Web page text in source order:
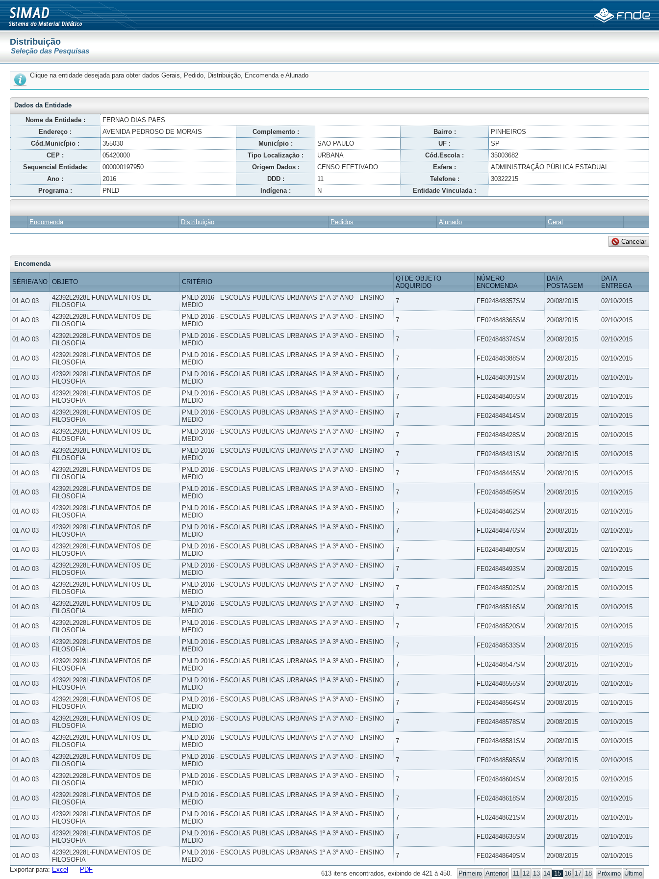
Distribuição
Seleção das Pesquisas
Clique na entidade desejada para obter dados Gerais, Pedido, Distribuição, Encomenda e Alunado
Dados da Entidade
Nome da Entidade :
FERNAO DIAS PAES
Endereço :
AVENIDA PEDROSO DE MORAIS Complemento : Bairro :
PINHEIROS
Cód.Município :
355030 Município : SAO PAULO UF :
SP
CEP :
05420000 Tipo Localização : URBANA Cód.Escola :
35003682
Sequencial Entidade:
000000197950 Origem Dados : CENSO EFETIVADO Esfera :
ADMINISTRAÇÃO PÚBLICA ESTADUAL
Ano :
2016 DDD : 11 Telefone :
30322215
Programa :
PNLD Indígena : N Entidade Vinculada :
Encomenda Distribuição Pedidos Alunado Geral
Encomenda
SÉRIE/ANO OBJETO CRITÉRIO
QTDE OBJETO
ADQUIRIDO
NÚMERO
ENCOMENDA
DATA
POSTAGEM
DATA
ENTREGA
01 AO 03
42392L2928L-FUNDAMENTOS DE
FILOSOFIA
PNLD 2016 - ESCOLAS PUBLICAS URBANAS 1º A 3º ANO - ENSINO
MEDIO
7 FE024848357SM 20/08/2015 02/10/2015
01 AO 03
42392L2928L-FUNDAMENTOS DE
FILOSOFIA
PNLD 2016 - ESCOLAS PUBLICAS URBANAS 1º A 3º ANO - ENSINO
MEDIO
7 FE024848365SM 20/08/2015 02/10/2015
01 AO 03
42392L2928L-FUNDAMENTOS DE
FILOSOFIA
PNLD 2016 - ESCOLAS PUBLICAS URBANAS 1º A 3º ANO - ENSINO
MEDIO
7 FE024848374SM 20/08/2015 02/10/2015
01 AO 03
42392L2928L-FUNDAMENTOS DE
FILOSOFIA
PNLD 2016 - ESCOLAS PUBLICAS URBANAS 1º A 3º ANO - ENSINO
MEDIO
7 FE024848388SM 20/08/2015 02/10/2015
01 AO 03
42392L2928L-FUNDAMENTOS DE
FILOSOFIA
PNLD 2016 - ESCOLAS PUBLICAS URBANAS 1º A 3º ANO - ENSINO
MEDIO
7 FE024848391SM 20/08/2015 02/10/2015
01 AO 03
42392L2928L-FUNDAMENTOS DE
FILOSOFIA
PNLD 2016 - ESCOLAS PUBLICAS URBANAS 1º A 3º ANO - ENSINO
MEDIO
7 FE024848405SM 20/08/2015 02/10/2015
01 AO 03
42392L2928L-FUNDAMENTOS DE
FILOSOFIA
PNLD 2016 - ESCOLAS PUBLICAS URBANAS 1º A 3º ANO - ENSINO
MEDIO
7 FE024848414SM 20/08/2015 02/10/2015
01 AO 03
42392L2928L-FUNDAMENTOS DE
FILOSOFIA
PNLD 2016 - ESCOLAS PUBLICAS URBANAS 1º A 3º ANO - ENSINO
MEDIO
7 FE024848428SM 20/08/2015 02/10/2015
01 AO 03
42392L2928L-FUNDAMENTOS DE
FILOSOFIA
PNLD 2016 - ESCOLAS PUBLICAS URBANAS 1º A 3º ANO - ENSINO
MEDIO
7 FE024848431SM 20/08/2015 02/10/2015
01 AO 03
42392L2928L-FUNDAMENTOS DE
FILOSOFIA
PNLD 2016 - ESCOLAS PUBLICAS URBANAS 1º A 3º ANO - ENSINO
MEDIO
7 FE024848445SM 20/08/2015 02/10/2015
01 AO 03
42392L2928L-FUNDAMENTOS DE
FILOSOFIA
PNLD 2016 - ESCOLAS PUBLICAS URBANAS 1º A 3º ANO - ENSINO
MEDIO
7 FE024848459SM 20/08/2015 02/10/2015
01 AO 03
42392L2928L-FUNDAMENTOS DE
FILOSOFIA
PNLD 2016 - ESCOLAS PUBLICAS URBANAS 1º A 3º ANO - ENSINO
MEDIO
7 FE024848462SM 20/08/2015 02/10/2015
01 AO 03
42392L2928L-FUNDAMENTOS DE
FILOSOFIA
PNLD 2016 - ESCOLAS PUBLICAS URBANAS 1º A 3º ANO - ENSINO
MEDIO
7 FE024848476SM 20/08/2015 02/10/2015
01 AO 03
42392L2928L-FUNDAMENTOS DE
FILOSOFIA
PNLD 2016 - ESCOLAS PUBLICAS URBANAS 1º A 3º ANO - ENSINO
MEDIO
7 FE024848480SM 20/08/2015 02/10/2015
01 AO 03
42392L2928L-FUNDAMENTOS DE
FILOSOFIA
PNLD 2016 - ESCOLAS PUBLICAS URBANAS 1º A 3º ANO - ENSINO
MEDIO
7 FE024848493SM 20/08/2015 02/10/2015
01 AO 03
42392L2928L-FUNDAMENTOS DE
FILOSOFIA
PNLD 2016 - ESCOLAS PUBLICAS URBANAS 1º A 3º ANO - ENSINO
MEDIO
7 FE024848502SM 20/08/2015 02/10/2015
01 AO 03
42392L2928L-FUNDAMENTOS DE
FILOSOFIA
PNLD 2016 - ESCOLAS PUBLICAS URBANAS 1º A 3º ANO - ENSINO
MEDIO
7 FE024848516SM 20/08/2015 02/10/2015
01 AO 03
42392L2928L-FUNDAMENTOS DE
FILOSOFIA
PNLD 2016 - ESCOLAS PUBLICAS URBANAS 1º A 3º ANO - ENSINO
MEDIO
7 FE024848520SM 20/08/2015 02/10/2015
01 AO 03
42392L2928L-FUNDAMENTOS DE
FILOSOFIA
PNLD 2016 - ESCOLAS PUBLICAS URBANAS 1º A 3º ANO - ENSINO
MEDIO
7 FE024848533SM 20/08/2015 02/10/2015
01 AO 03
42392L2928L-FUNDAMENTOS DE
FILOSOFIA
PNLD 2016 - ESCOLAS PUBLICAS URBANAS 1º A 3º ANO - ENSINO
MEDIO
7 FE024848547SM 20/08/2015 02/10/2015
01 AO 03
42392L2928L-FUNDAMENTOS DE
FILOSOFIA
PNLD 2016 - ESCOLAS PUBLICAS URBANAS 1º A 3º ANO - ENSINO
MEDIO
7 FE024848555SM 20/08/2015 02/10/2015
01 AO 03
42392L2928L-FUNDAMENTOS DE
FILOSOFIA
PNLD 2016 - ESCOLAS PUBLICAS URBANAS 1º A 3º ANO - ENSINO
MEDIO
7 FE024848564SM 20/08/2015 02/10/2015
01 AO 03
42392L2928L-FUNDAMENTOS DE
FILOSOFIA
PNLD 2016 - ESCOLAS PUBLICAS URBANAS 1º A 3º ANO - ENSINO
MEDIO
7 FE024848578SM 20/08/2015 02/10/2015
01 AO 03
42392L2928L-FUNDAMENTOS DE
FILOSOFIA
PNLD 2016 - ESCOLAS PUBLICAS URBANAS 1º A 3º ANO - ENSINO
MEDIO
7 FE024848581SM 20/08/2015 02/10/2015
01 AO 03
42392L2928L-FUNDAMENTOS DE
FILOSOFIA
PNLD 2016 - ESCOLAS PUBLICAS URBANAS 1º A 3º ANO - ENSINO
MEDIO
7 FE024848595SM 20/08/2015 02/10/2015
01 AO 03
42392L2928L-FUNDAMENTOS DE
FILOSOFIA
PNLD 2016 - ESCOLAS PUBLICAS URBANAS 1º A 3º ANO - ENSINO
MEDIO
7 FE024848604SM 20/08/2015 02/10/2015
01 AO 03
42392L2928L-FUNDAMENTOS DE
FILOSOFIA
PNLD 2016 - ESCOLAS PUBLICAS URBANAS 1º A 3º ANO - ENSINO
MEDIO
7 FE024848618SM 20/08/2015 02/10/2015
01 AO 03
42392L2928L-FUNDAMENTOS DE
FILOSOFIA
PNLD 2016 - ESCOLAS PUBLICAS URBANAS 1º A 3º ANO - ENSINO
MEDIO
7 FE024848621SM 20/08/2015 02/10/2015
01 AO 03
42392L2928L-FUNDAMENTOS DE
FILOSOFIA
PNLD 2016 - ESCOLAS PUBLICAS URBANAS 1º A 3º ANO - ENSINO
MEDIO
7 FE024848635SM 20/08/2015 02/10/2015
01 AO 03
42392L2928L-FUNDAMENTOS DE
FILOSOFIA
PNLD 2016 - ESCOLAS PUBLICAS URBANAS 1º A 3º ANO - ENSINO
MEDIO
7 FE024848649SM 20/08/2015 02/10/2015
613 itens encontrados, exibindo de 421 à 450. Primeiro Anterior 11 12 13 14 15 16 17 18 Próximo Último
Exportar para: Excel PDF